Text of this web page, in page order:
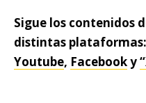
Sigue los contenidos
distintas plataformas:
Youtube, Facebooky